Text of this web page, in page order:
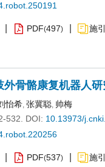
PDF(497) 施
外骨骼康复机器人
怡希, 张冀聪, 帅梅
532.
DOI: 10.13973/
PDF(537) 施